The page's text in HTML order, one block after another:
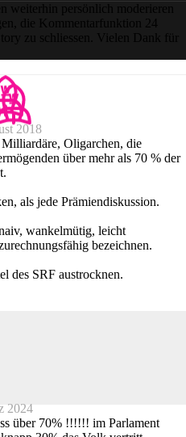
persönlich moderieren
die Kommentarfunktion 24
zu schliessen. Vielen Dank für
2018
Oligarchen, die
über mehr als 70 % der
als jede Prämiendiskussion.
wankelmütig, leicht
bezeichnen.
des SRF austrocknen.
2024
über 70% !!!!!! im Parlament